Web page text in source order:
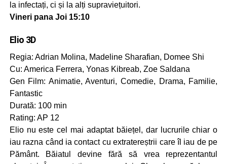
la infectați, ci și la alți supraviețuitori.
Vineri pana Joi 15:10
Elio 3D
Regia: Adrian Molina, Madeline Sharafian, Domee Shi
Cu: America Ferrera, Yonas Kibreab, Zoe Saldana
Gen Film: Animatie, Aventuri, Comedie, Drama, Familie,
Fantastic
Durată: 100 min
Rating: AP 12
Elio nu este cel mai adaptat băiețel, dar lucrurile chiar o
iau razna când ia contact cu extratereștrii care îl iau de pe
Pământ. Băiatul devine fără să vrea reprezentantul